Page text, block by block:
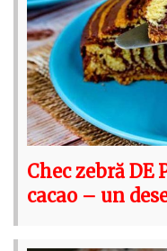
Chec zebră DE
cacao – un